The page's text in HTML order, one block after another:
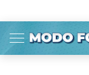
Inicio
PolíticaActualidad